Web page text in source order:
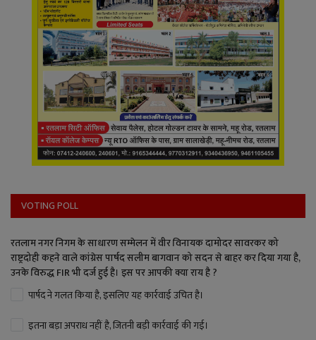
VOTING POLL
रतलाम नगर निगम के साधारण सम्मेलन में वीर विनायक दामोदर सावरकर को
राष्ट्रदोही कहने वाले कांग्रेस पार्षद सलीम बागवान को सदन से बाहर कर दिया गया है,
उनके विरुद्ध FIR भी दर्ज हुई है। इस पर आपकी क्या राय है ?
पार्षद ने गलत किया है, इसलिए यह कार्रवाई उचित है।
इतना बड़ा अपराध नहीं है, जितनी बड़ी कार्रवाई की गई।